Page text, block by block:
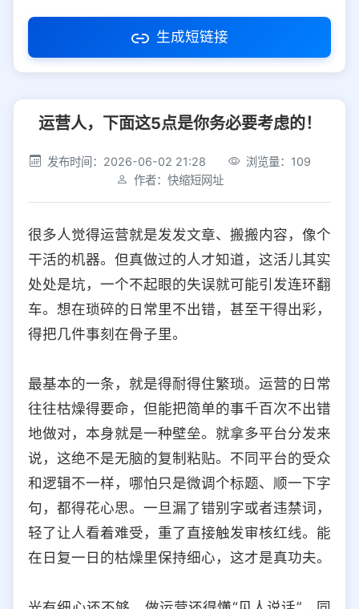
访问密码
社交平台 电商平台
选择防红平台类型，避免链接被拦截
iOS Android PC 其他
选择允许访问的平台类型
生成短链接
运营人，下面这5点是你务必要考虑的！
发布时间：2026-06-02 21:28
浏览量：109
作者：快缩短网址
很多人觉得运营就是发发文章、搬搬内容，像个
干活的机器。但真做过的人才知道，这活儿其实
处处是坑，一个不起眼的失误就可能引发连环翻
车。想在琐碎的日常里不出错，甚至干得出彩，
得把几件事刻在骨子里。
最基本的一条，就是得耐得住繁琐。运营的日常
往往枯燥得要命，但能把简单的事千百次不出错
地做对，本身就是一种壁垒。就拿多平台分发来
说，这绝不是无脑的复制粘贴。不同平台的受众
和逻辑不一样，哪怕只是微调个标题、顺一下字
句，都得花心思。一旦漏了错别字或者违禁词，
轻了让人看着难受，重了直接触发审核红线。能
在日复一日的枯燥里保持细心，这才是真功夫。